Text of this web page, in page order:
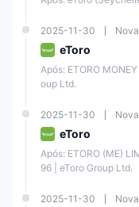
Retirada
valor mínimo de
$5 para contas de
contas em GBP e EUR.
podem levar mais tempo
Antes de fazer uma
concluir os
Cliente).
de pagamento original
2025-11-30
eToro
Após: ETORO
oup Ltd.
2025-11-30
eToro
Após: ETORO (ME)
96 | eToro Group Ltd.
2025-11-30